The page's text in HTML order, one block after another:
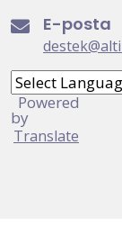
E-posta
Powered
by
Translate